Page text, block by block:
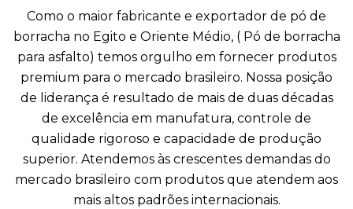
Como o maior fabricante e exportador de pó de
borracha no Egito e Oriente Médio, ( Pó de borracha
para asfalto) temos orgulho em fornecer produtos
premium para o mercado brasileiro. Nossa posição
de liderança é resultado de mais de duas décadas
de excelência em manufatura, controle de
qualidade rigoroso e capacidade de produção
superior. Atendemos às crescentes demandas do
mercado brasileiro com produtos que atendem aos
mais altos padrões internacionais.